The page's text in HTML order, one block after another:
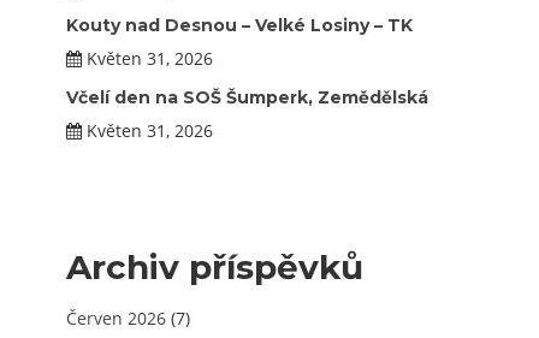
Kouty nad Desnou – Velké Losiny – TK
Květen 31, 2026
Včelí den na SOŠ Šumperk, Zemědělská
Květen 31, 2026
Archiv příspěvků
Červen 2026 (7)